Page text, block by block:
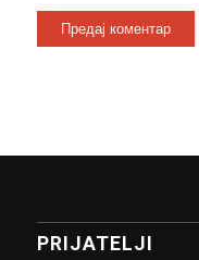
PRIJATELJI